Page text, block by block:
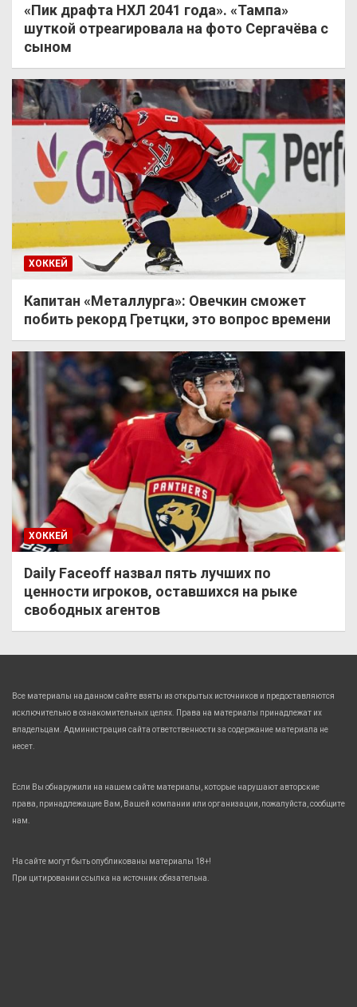
«Пик драфта НХЛ 2041 года». «Тампа»
шуткой отреагировала на фото Сергачёва с
сыном
ХОККЕЙ
Капитан «Металлурга»: Овечкин сможет
побить рекорд Гретцки, это вопрос времени
ХОККЕЙ
Daily Faceoff назвал пять лучших по
ценности игроков, оставшихся на рыке
свободных агентов
Все материалы на данном сайте взяты из открытых источников и предоставляются
исключительно в ознакомительных целях. Права на материалы принадлежат их
владельцам. Администрация сайта ответственности за содержание материала не
несет.
Если Вы обнаружили на нашем сайте материалы, которые нарушают авторские
права, принадлежащие Вам, Вашей компании или организации, пожалуйста, сообщите
нам.
На сайте могут быть опубликованы материалы 18+!
При цитировании ссылка на источник обязательна.